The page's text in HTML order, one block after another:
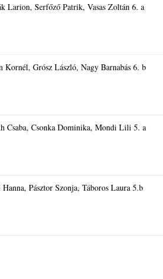
Larion, Serfőző Patrik, Vasas Zoltán 6. a
Kornél, Grósz László, Nagy Barnabás 6. b
Csaba, Csonka Dominika, Mondi Lili 5. a
Pásztor Szonja, Táboros Laura 5.b